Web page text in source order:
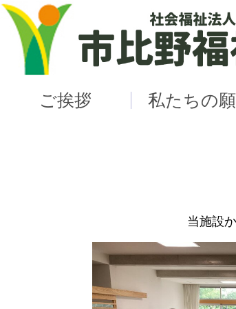
ご挨拶 私たちの
当施設